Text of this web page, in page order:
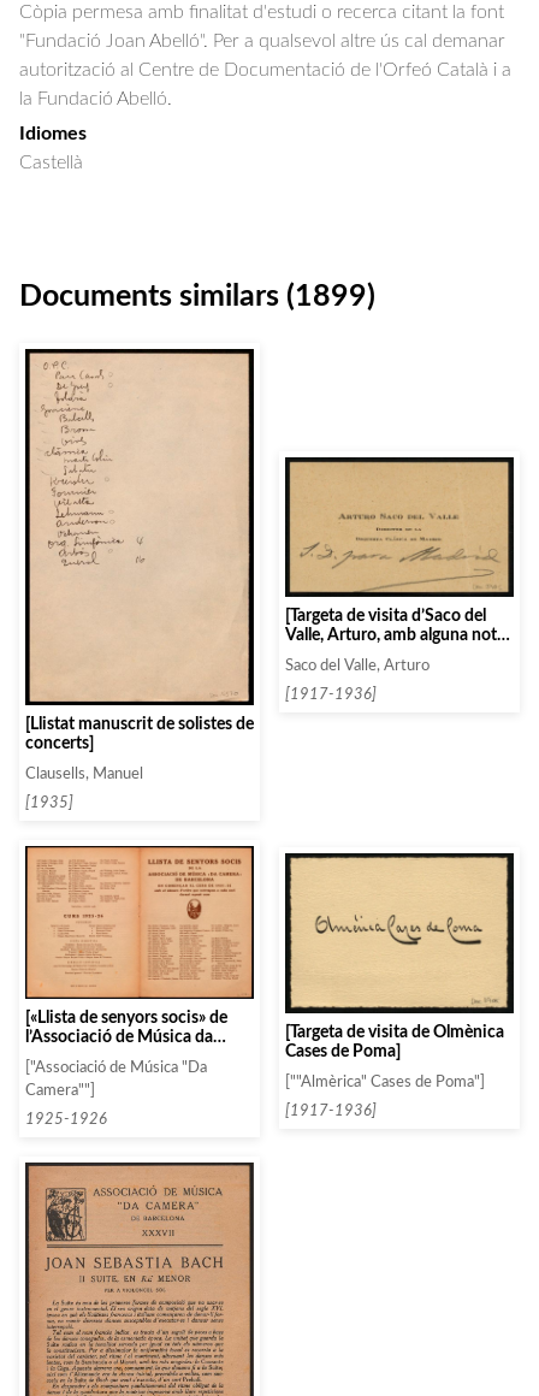
Còpia permesa amb finalitat d'estudi o recerca citant la font
"Fundació Joan Abelló". Per a qualsevol altre ús cal demanar
autorització al Centre de Documentació de l'Orfeó Català i a
la Fundació Abelló.
Idiomes
Castellà
Documents similars (1899)
[Llistat manuscrit de solistes de
concerts]
Clausells, Manuel
[1935]
[Targeta de visita d’Saco del
Valle, Arturo, amb alguna nota
Saco del Valle, Arturo
[1917-1936]
[«Llista de senyors socis» de
l’Associació de Música da
Càmera de la temporada 1925-
1926]
["Associació de Música "Da
Camera""]
1925-1926
[Targeta de visita de Olmènica
Cases de Poma]
[""Almèrica" Cases de Poma"]
[1917-1936]